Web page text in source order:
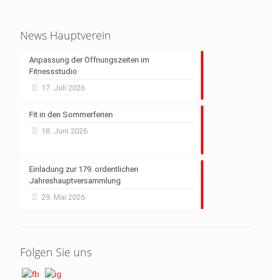
News Hauptverein
Anpassung der Öffnungszeiten im
Fitnessstudio
17. Juli 2026
Fit in den Sommerferien
18. Juni 2026
Einladung zur 179. ordentlichen
Jahreshauptversammlung
29. Mai 2026
Folgen Sie uns